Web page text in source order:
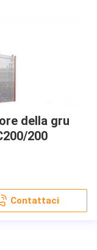
della gru
200
Contattaci